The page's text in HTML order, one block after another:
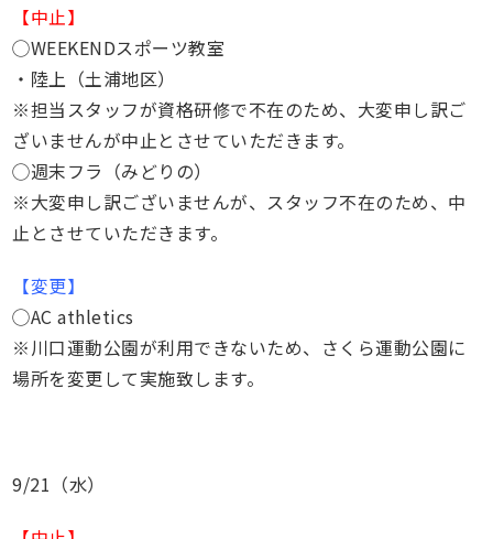
【中止】
◯WEEKENDスポーツ教室
・陸上（土浦地区）
※担当スタッフが資格研修で不在のため、大変申し訳ご
ざいませんが中止とさせていただきます。
◯週末フラ（みどりの）
※大変申し訳ございませんが、スタッフ不在のため、中
止とさせていただきます。
【変更】
◯AC athletics
※川口運動公園が利用できないため、さくら運動公園に
場所を変更して実施致します。
9/21（水）